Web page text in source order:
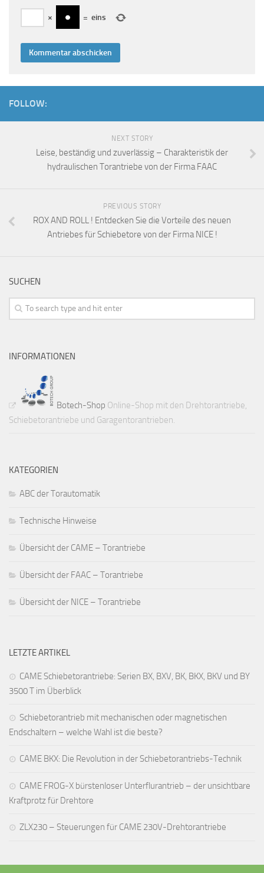
× = eins
FOLLOW:
NEXT STORY
Leise, beständig und zuverlässig – Charakteristik der
hydraulischen Torantriebe von der Firma FAAC
PREVIOUS STORY
ROX AND ROLL ! Entdecken Sie die Vorteile des neuen
Antriebes für Schiebetore von der Firma NICE !
SUCHEN
INFORMATIONEN
Botech-Shop Online-Shop mit den Drehtorantriebe,
Schiebetorantriebe und Garagentorantrieben.
KATEGORIEN
ABC der Torautomatik
Technische Hinweise
Übersicht der CAME – Torantriebe
Übersicht der FAAC – Torantriebe
Übersicht der NICE – Torantriebe
LETZTE ARTIKEL
CAME Schiebetorantriebe: Serien BX, BXV, BK, BKX, BKV und BY
3500 T im Überblick
Schiebetorantrieb mit mechanischen oder magnetischen
Endschaltern – welche Wahl ist die beste?
CAME BKX: Die Revolution in der Schiebetorantriebs-Technik
CAME FROG-X bürstenloser Unterflurantrieb – der unsichtbare
Kraftprotz für Drehtore
ZLX230 – Steuerungen für CAME 230V-Drehtorantriebe